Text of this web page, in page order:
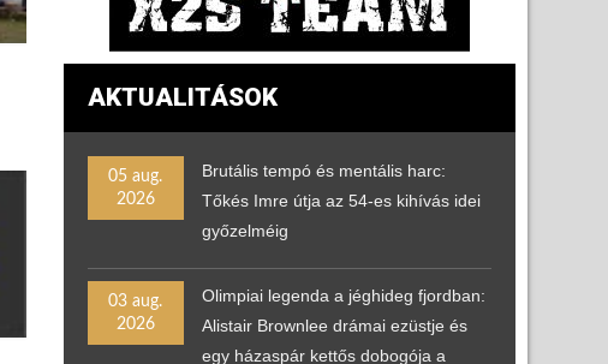
AKTUALITÁSOK
05 aug.
2026
Brutális tempó és mentális harc:
Tőkés Imre útja az 54-es kihívás idei
győzelméig
03 aug.
2026
Olimpiai legenda a jéghideg fjordban:
Alistair Brownlee drámai ezüstje és
egy házaspár kettős dobogója a